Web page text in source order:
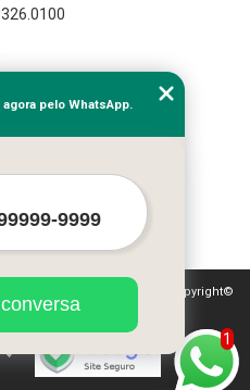
site
de direitos autorais. Copyright©
1
agora pelo WhatsApp.